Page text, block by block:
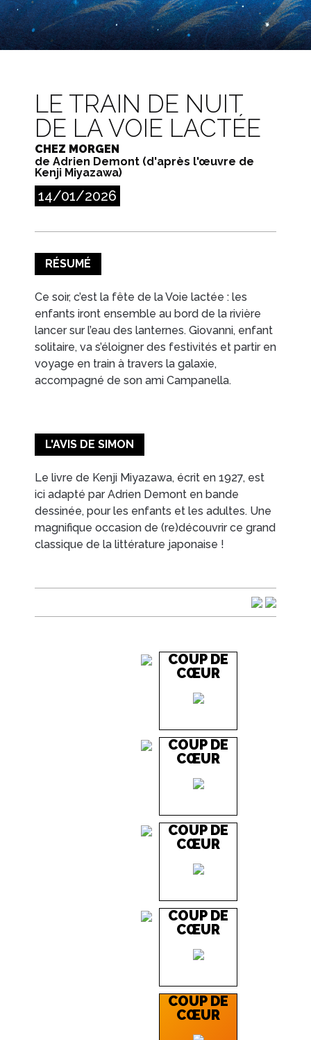
LE TRAIN DE NUIT
DE LA VOIE LACTÉE
CHEZ MORGEN
de Adrien Demont (d'après l'œuvre de
Kenji Miyazawa)
14/01/2026
RÉSUMÉ
Ce soir, c’est la fête de la Voie lactée : les
enfants iront ensemble au bord de la rivière
lancer sur l’eau des lanternes. Giovanni, enfant
solitaire, va s’éloigner des festivités et partir en
voyage en train à travers la galaxie,
accompagné de son ami Campanella.
L'AVIS DE SIMON
Le livre de Kenji Miyazawa, écrit en 1927, est
ici adapté par Adrien Demont en bande
dessinée, pour les enfants et les adultes. Une
magnifique occasion de (re)découvrir ce grand
classique de la littérature japonaise !
COUP DE
CŒUR
COUP DE
CŒUR
COUP DE
CŒUR
COUP DE
CŒUR
COUP DE
CŒUR